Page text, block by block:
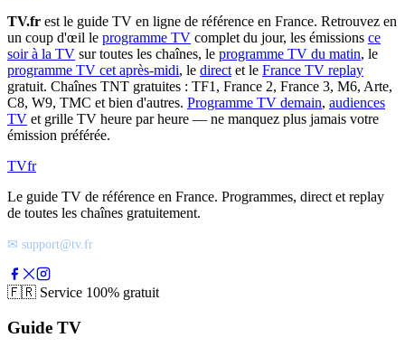
TV.fr est le guide TV en ligne de référence en France. Retrouvez en
un coup d'œil le programme TV complet du jour, les émissions ce
soir à la TV sur toutes les chaînes, le programme TV du matin, le
programme TV cet après-midi, le direct et le France TV replay
gratuit. Chaînes TNT gratuites : TF1, France 2, France 3, M6, Arte,
C8, W9, TMC et bien d'autres. Programme TV demain, audiences
TV et grille TV heure par heure — ne manquez plus jamais votre
émission préférée.
TVfr
Le guide TV de référence en France. Programmes, direct et replay
de toutes les chaînes gratuitement.
✉ support@tv.fr
🇫🇷 Service 100% gratuit
Guide TV